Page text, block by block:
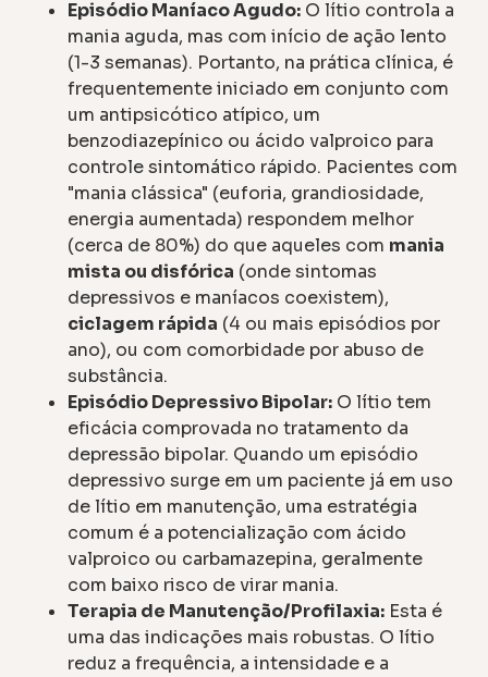
Episódio Maníaco Agudo: O lítio controla a
mania aguda, mas com início de ação lento
(1-3 semanas). Portanto, na prática clínica, é
frequentemente iniciado em conjunto com
um antipsicótico atípico, um
benzodiazepínico ou ácido valproico para
controle sintomático rápido. Pacientes com
"mania clássica" (euforia, grandiosidade,
energia aumentada) respondem melhor
(cerca de 80%) do que aqueles com mania
mista ou disfórica (onde sintomas
depressivos e maníacos coexistem),
ciclagem rápida (4 ou mais episódios por
ano), ou com comorbidade por abuso de
substância.
Episódio Depressivo Bipolar: O lítio tem
eficácia comprovada no tratamento da
depressão bipolar. Quando um episódio
depressivo surge em um paciente já em uso
de lítio em manutenção, uma estratégia
comum é a potencialização com ácido
valproico ou carbamazepina, geralmente
com baixo risco de virar mania.
Terapia de Manutenção/Profilaxia: Esta é
uma das indicações mais robustas. O lítio
reduz a frequência, a intensidade e a